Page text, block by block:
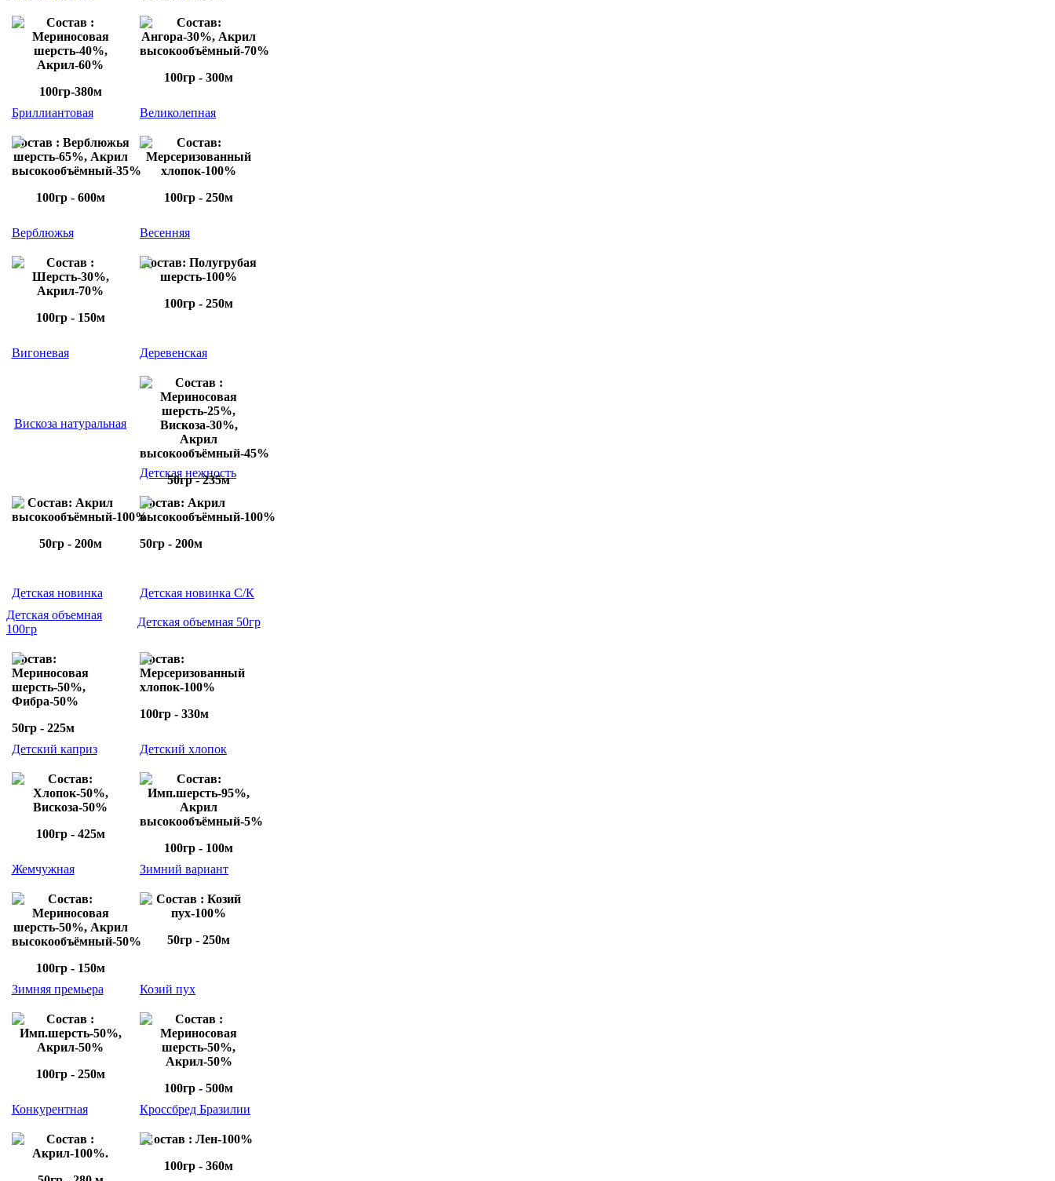
Состав :
Мериносовая
шерсть-40%,
Акрил-60%
100гр-380м
Бриллиантовая
Состав:
Ангора-30%, Акрил
высокообъёмный-70%
100гр - 300м
Великолепная
Состав : Верблюжья
шерсть-65%, Акрил
высокообъёмный-35%
100гр - 600м
Верблюжья
Состав:
Мерсеризованный
хлопок-100%
100гр - 250м
Весенняя
Состав :
Шерсть-30%,
Акрил-70%
100гр - 150м
Вигоневая
Состав: Полугрубая
шерсть-100%
100гр - 250м
Деревенская
Вискоза натуральная
Состав :
Мериносовая
шерсть-25%,
Вискоза-30%,
Акрил
высокообъёмный-45%
50гр - 235м
Детская нежность
Состав: Акрил
высокообъёмный-100%
50гр - 200м
Детская новинка
Состав: Акрил
высокообъёмный-100%
50гр - 200м
Детская новинка С/К
Детская объемная
100гр
Детская объемная 50гр
Состав:
Мериносовая
шерсть-50%,
Фибра-50%
50гр - 225м
Детский каприз
Состав:
Мерсеризованный
хлопок-100%
100гр - 330м
Детский хлопок
Состав:
Хлопок-50%,
Вискоза-50%
100гр - 425м
Жемчужная
Состав:
Имп.шерсть-95%,
Акрил
высокообъёмный-5%
100гр - 100м
Зимний вариант
Состав:
Мериносовая
шерсть-50%, Акрил
высокообъёмный-50%
100гр - 150м
Зимняя премьера
Состав : Козий
пух-100%
50гр - 250м
Козий пух
Состав :
Имп.шерсть-50%,
Акрил-50%
100гр - 250м
Конкурентная
Состав :
Мериносовая
шерсть-50%,
Акрил-50%
100гр - 500м
Кроссбред Бразилии
Состав :
Акрил-100%.
Состав : Лен-100%
100гр - 360м